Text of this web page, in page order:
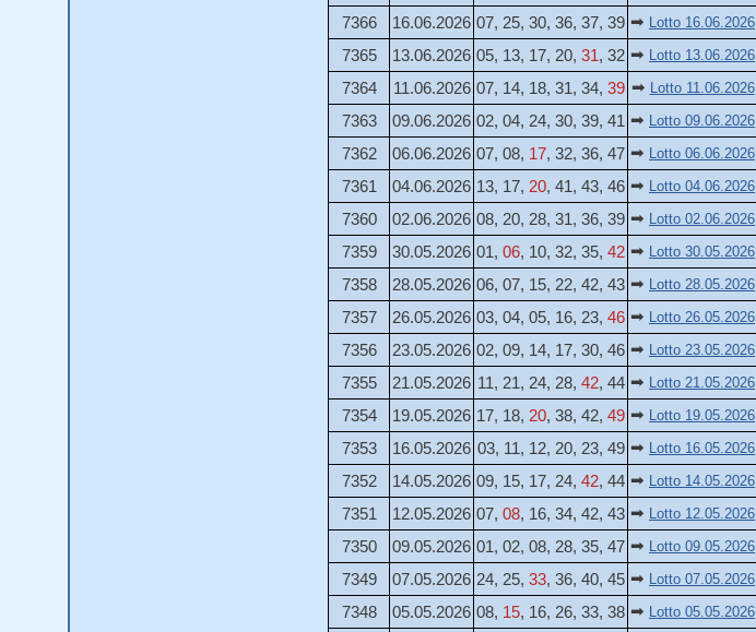
7366 16.06.2026 07, 25, 30, 36, 37, 39 ➡ Lotto 16.06.2026
7365 13.06.2026 05, 13, 17, 20, 31, 32 ➡ Lotto 13.06.2026
7364 11.06.2026 07, 14, 18, 31, 34, 39 ➡ Lotto 11.06.2026
7363 09.06.2026 02, 04, 24, 30, 39, 41 ➡ Lotto 09.06.2026
7362 06.06.2026 07, 08, 17, 32, 36, 47 ➡ Lotto 06.06.2026
7361 04.06.2026 13, 17, 20, 41, 43, 46 ➡ Lotto 04.06.2026
7360 02.06.2026 08, 20, 28, 31, 36, 39 ➡ Lotto 02.06.2026
7359 30.05.2026 01, 06, 10, 32, 35, 42 ➡ Lotto 30.05.2026
7358 28.05.2026 06, 07, 15, 22, 42, 43 ➡ Lotto 28.05.2026
7357 26.05.2026 03, 04, 05, 16, 23, 46 ➡ Lotto 26.05.2026
7356 23.05.2026 02, 09, 14, 17, 30, 46 ➡ Lotto 23.05.2026
7355 21.05.2026 11, 21, 24, 28, 42, 44 ➡ Lotto 21.05.2026
7354 19.05.2026 17, 18, 20, 38, 42, 49 ➡ Lotto 19.05.2026
7353 16.05.2026 03, 11, 12, 20, 23, 49 ➡ Lotto 16.05.2026
7352 14.05.2026 09, 15, 17, 24, 42, 44 ➡ Lotto 14.05.2026
7351 12.05.2026 07, 08, 16, 34, 42, 43 ➡ Lotto 12.05.2026
7350 09.05.2026 01, 02, 08, 28, 35, 47 ➡ Lotto 09.05.2026
7349 07.05.2026 24, 25, 33, 36, 40, 45 ➡ Lotto 07.05.2026
7348 05.05.2026 08, 15, 16, 26, 33, 38 ➡ Lotto 05.05.2026